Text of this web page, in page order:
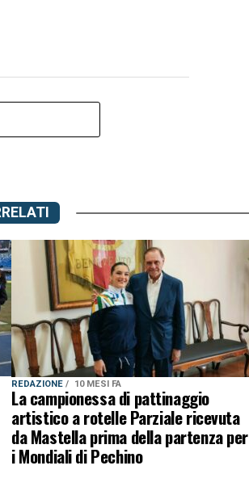
REDAZIONE 10 MESI FA
La campionessa di pattinaggio
artistico a rotelle Parziale ricevuta
da Mastella prima della partenza per
i Mondiali di Pechino